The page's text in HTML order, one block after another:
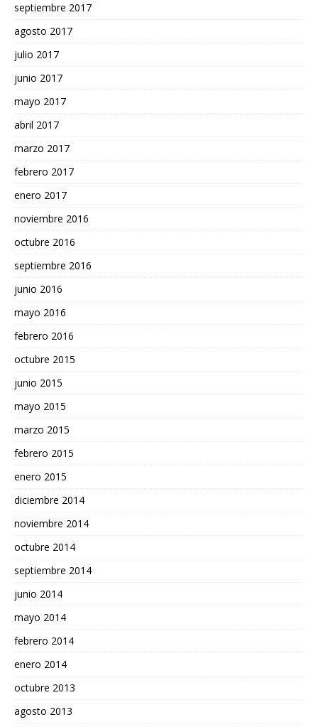
septiembre 2017
agosto 2017
julio 2017
junio 2017
mayo 2017
abril 2017
marzo 2017
febrero 2017
enero 2017
noviembre 2016
octubre 2016
septiembre 2016
junio 2016
mayo 2016
febrero 2016
octubre 2015
junio 2015
mayo 2015
marzo 2015
febrero 2015
enero 2015
diciembre 2014
noviembre 2014
octubre 2014
septiembre 2014
junio 2014
mayo 2014
febrero 2014
enero 2014
octubre 2013
agosto 2013